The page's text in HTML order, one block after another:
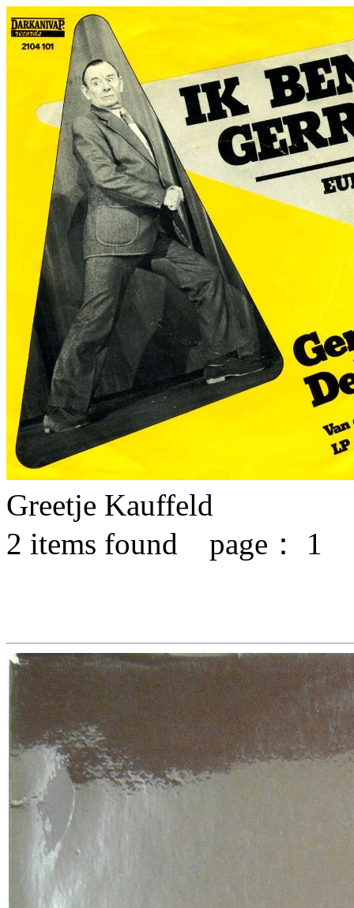
Greetje Kauffeld
2 items found page： 1